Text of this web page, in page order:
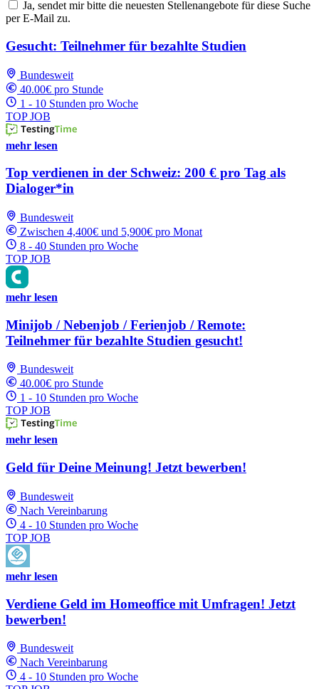
Ja, sendet mir bitte die neuesten Stellenangebote für diese Suche
per E-Mail zu.
Gesucht: Teilnehmer für bezahlte Studien
Bundesweit
40.00€ pro Stunde
1 - 10 Stunden pro Woche
TOP JOB
mehr lesen
Top verdienen in der Schweiz: 200 € pro Tag als
Dialoger*in
Bundesweit
Zwischen 4,400€ und 5,900€ pro Monat
8 - 40 Stunden pro Woche
TOP JOB
mehr lesen
Minijob / Nebenjob / Ferienjob / Remote:
Teilnehmer für bezahlte Studien gesucht!
Bundesweit
40.00€ pro Stunde
1 - 10 Stunden pro Woche
TOP JOB
mehr lesen
Geld für Deine Meinung! Jetzt bewerben!
Bundesweit
Nach Vereinbarung
4 - 10 Stunden pro Woche
TOP JOB
mehr lesen
Verdiene Geld im Homeoffice mit Umfragen! Jetzt
bewerben!
Bundesweit
Nach Vereinbarung
4 - 10 Stunden pro Woche